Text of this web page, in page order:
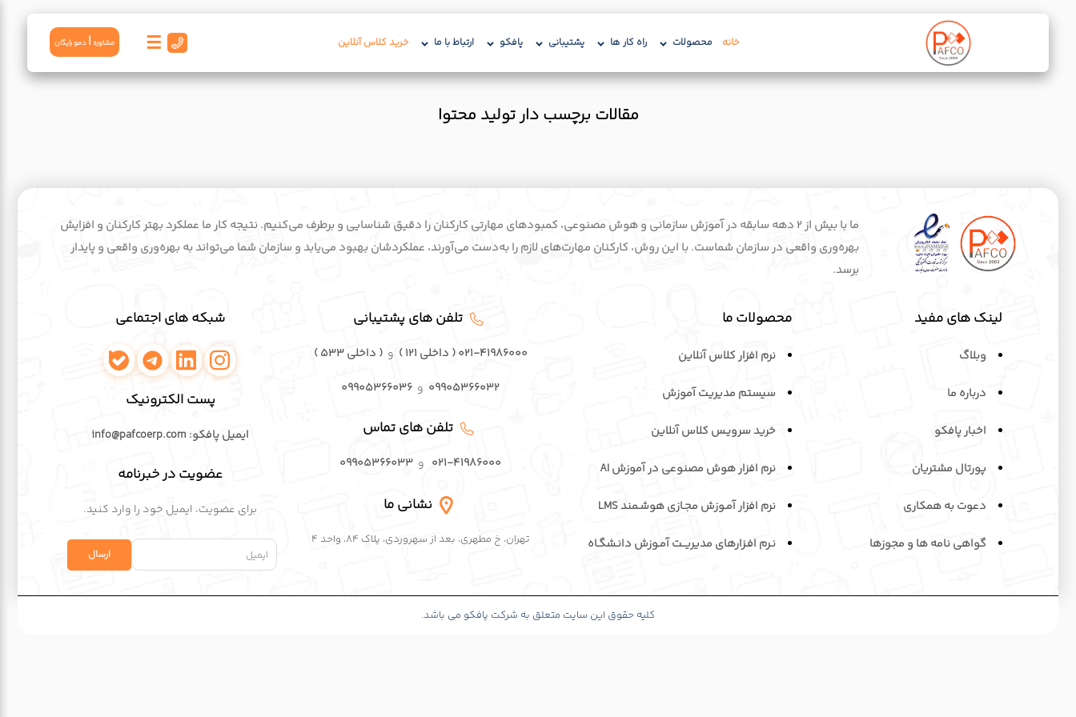
خانه محصولات راه کار ها پشتیبانی پافکو ارتباط با ما خرید کلاس آنلاین مشاوره | دمو رايگان ☰
مقالات برچسب دار تولید محتوا
ما با بیش از 2 دهه سابقه در آموزش سازمانی و هوش مصنوعی، کمبودهای مهارتی کارکنان را دقیق شناسایی و برطرف می‌کنیم. نتیجه کار ما عملکرد بهتر کارکنان و افزایش
بهره‌وری واقعی در سازمان شماست. با این روش، کارکنان مهارت‌های لازم را به‌دست می‌آورند، عملکردشان بهبود می‌یابد و سازمان شما می‌تواند به بهره‌وری واقعی و پایدار
برسد.
لینک های مفید
وبلاگ
درباره ما
اخبار پافکو
پورتال مشتریان
دعوت به همکاری
گواهی نامه ها و مجوزها
محصولات ما
نرم افزار کلاس آنلاین
سیستم مدیریت آموزش
خرید سرویـس کلاس آنلاین
نرم افزار هوش مصنوعی در آموزش AI
نرم افزار آمـوزش مجـازی هوشـمند LMS
نـرم افـزارهای مدیریــت آمـوزش دانـشگـاه
تلفن های پشتیبانی
۰۲۱-۴۱۹۸۶۰۰۰ ( داخلی ۱۲۱ ) و( داخلی ۵۳۳ )
۰۹۹۰۵۳۶۶۰۳۲ و ۰۹۹۰۵۳۶۶۰۳۶
تلفن های تماس
۰۲۱-۴۱۹۸۶۰۰۰ و ۰۹۹۰۵۳۶۶۰۳۳
نشانی ما
تهران، خ مطهری، بعد از سهروردی، پلاک ۸۴، واحد ۴
شبکه های اجتماعی
اینستاگرام پافکو
لینکدین پافکو
تلگرام پافکوواتساپ پافکو
پست الکترونیک
ایمیل پافکو: info@pafcoerp.com
عضویت در خبرنامه
برای عضویت، ایمیل خود را وارد کنید.
كلیه حقوق این سایت متعلق به شركت پافكو می باشد.